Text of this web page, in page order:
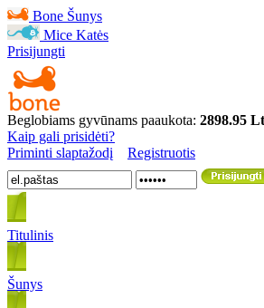
Bone Šunys
Mice Katės
Prisijungti
Beglobiams gyvūnams paaukota: 2898.95 Lt
Kaip gali prisidėti?
Priminti slaptažodį
Registruotis
Titulinis
Šunys